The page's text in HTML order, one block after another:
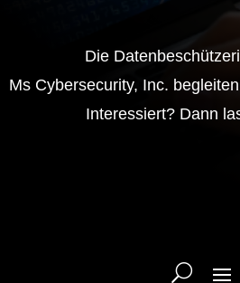
Die
Ms Cybersecurity, Inc.
Interessiert? Dann